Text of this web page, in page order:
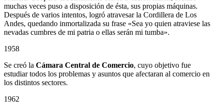
muchas veces puso a disposición de ésta, sus propias máquinas.
Después de varios intentos, logró atravesar la Cordillera de Los
Andes, quedando inmortalizada su frase «Sea yo quien atraviese las
nevadas cumbres de mi patria o ellas serán mi tumba».
1958
Se creó la Cámara Central de Comercio, cuyo objetivo fue
estudiar todos los problemas y asuntos que afectaran al comercio en
los distintos sectores.
1962